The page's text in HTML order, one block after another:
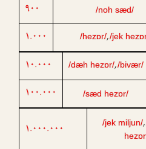
۹۰۰
/noh sæd/
۱.۰۰۰
/hezɒr/,/jek
۱۰.۰۰۰
/dæh hezɒr/,/bivær/
۱۰۰.۰۰۰
/sæd hezɒr/
۱.۰۰۰.۰۰۰
/jek miljun/,